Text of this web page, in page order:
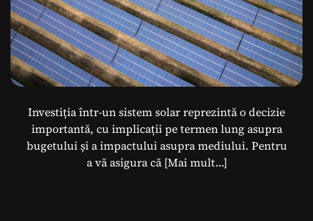
Investiția într-un sistem solar reprezintă o decizie
importantă, cu implicații pe termen lung asupra
bugetului și a impactului asupra mediului. Pentru
a vă asigura că[Mai mult…]